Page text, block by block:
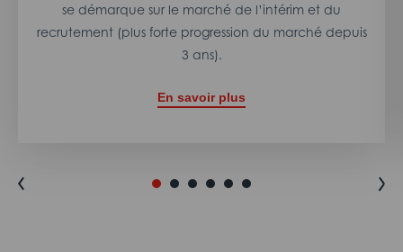
se démarque sur le marché de l’intérim et du
recrutement (plus forte progression du marché depuis
3 ans).
En savoir plus